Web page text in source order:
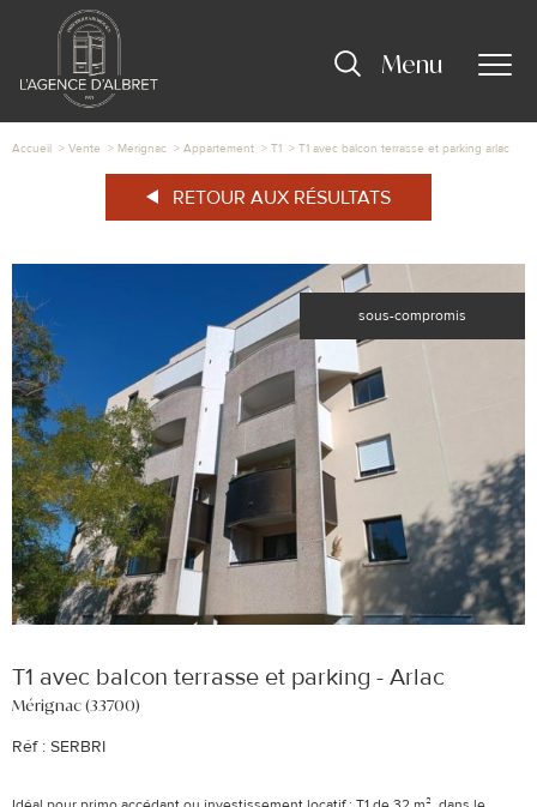
Menu
Accueil Vente Merignac Appartement T1 T1 avec balcon terrasse et parking arlac
RETOUR AUX RÉSULTATS
sous-compromis
T1 avec balcon terrasse et parking - Arlac
Mérignac (33700)
Réf : SERBRI